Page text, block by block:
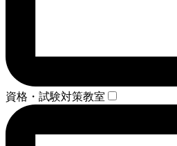
資格・試験対策教室